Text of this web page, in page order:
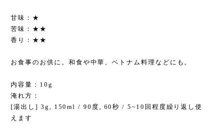
甘味：★
苦味：★★
香り：★★
お食事のお供に。和食や中華、ベトナム料理などにも。
内容量：10g
淹れ方：
[湯出し] 3g, 150ml / 90度, 60秒 / 5~10回程度繰り返し使
えます